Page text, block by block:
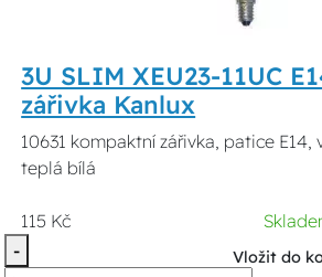
3U SLIM XEU23-11UC
zářivka Kanlux
10631 kompaktní zářivka, patice E14,
teplá bílá
115 Kč
-
Vložit do